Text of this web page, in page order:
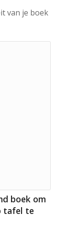
van je boek
boek om
tafel te